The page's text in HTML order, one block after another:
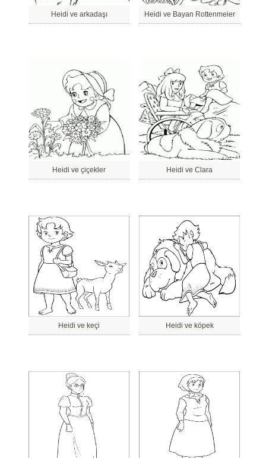
Heidi ve arkadaşı Heidi ve Bayan Rottenmeier
Heidi ve çiçekler Heidi ve Clara
Heidi ve keçi Heidi ve köpek